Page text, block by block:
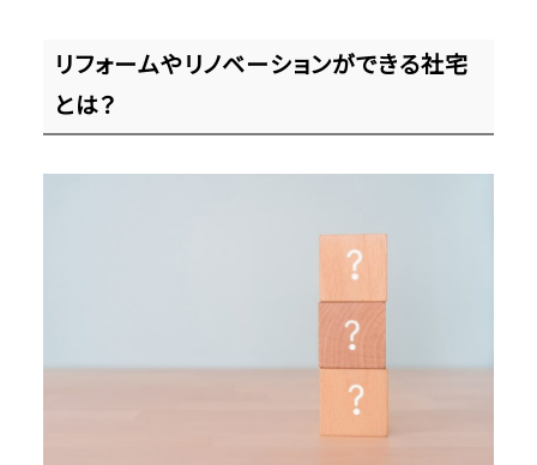
リフォームやリノベーションができる社宅
とは？